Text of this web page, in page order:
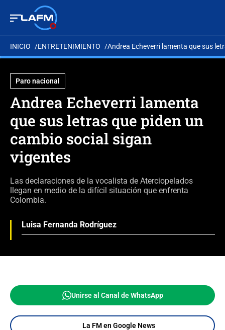
INICIO ENTRETENIMIENTO Andrea Echeverri lamenta que sus
Paro nacional
Andrea Echeverri lamenta
que sus letras que piden un
cambio social sigan
vigentes
Las declaraciones de la vocalista de Aterciopelados
llegan en medio de la difícil situación que enfrenta
Colombia.
Luisa Fernanda Rodríguez
Unirse al Canal de WhatsApp
La FM en Google News